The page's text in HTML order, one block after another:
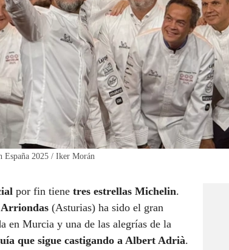
España 2025 / Iker Morán
por fin tiene tres estrellas Michelin.
Arriondas (Asturias) ha sido el gran
en Murcia y una de las alegrías de la
que sigue castigando a Albert Adrià.